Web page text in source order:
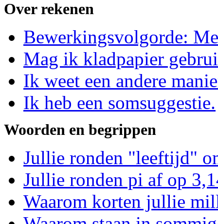
Over rekenen
Bewerkingsvolgorde:
Mag ik kladpapier
Ik weet een andere
Ik heb een somsuggestie.
Woorden en begrippen
Jullie ronden "leeftijd"
Jullie ronden pi af op
Waarom korten jullie